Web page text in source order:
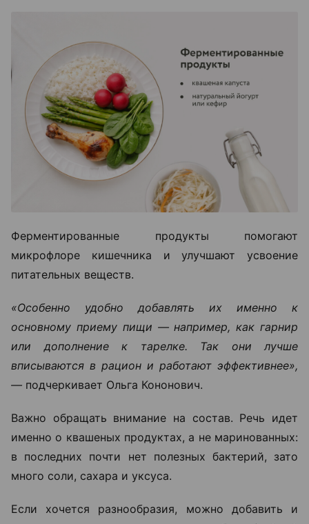
Ферментированные продукты помогают
микрофлоре кишечника и улучшают усвоение
питательных веществ.
«Особенно удобно добавлять их именно к
основному приему пищи — например, как гарнир
или дополнение к тарелке. Так они лучше
вписываются в рацион и работают эффективнее»,
— подчеркивает Ольга Кононович.
Важно обращать внимание на состав. Речь идет
именно о квашеных продуктах, а не маринованных:
в последних почти нет полезных бактерий, зато
много соли, сахара и уксуса.
Если хочется разнообразия, можно добавить и